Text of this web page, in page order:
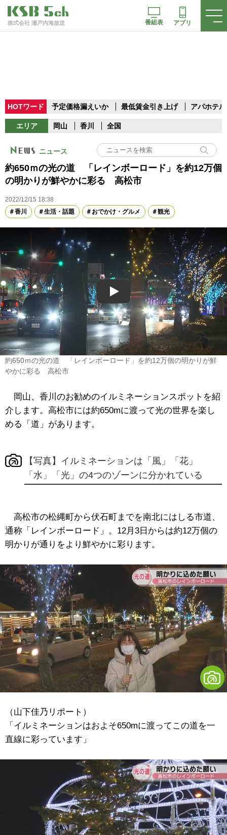
株式会社 瀬戸内海放送 番組表 アプリ
HOTワード 予定価格漏えいか 最低賃金引き上げ アパホテル
エリア 岡山 香川 全国
ニュース
約650ｍの光の道 「レインボーロード」を約12万個
の明かりが鮮やかに彩る 高松市
2022/12/15 18:38
香川
生活・話題 おでかけ・グルメ 観光
Play
約650ｍの光の道 「レインボーロード」を約12万個の明かりが鮮
やかに彩る 高松市
岡山、香川のお勧めのイルミネーションスポットを紹
介します。高松市には約650mに渡って光の世界を楽し
める「道」があります。
【写真】イルミネーションは「風」「花」
「水」「光」の4つのゾーンに分かれている
高松市の松縄町から伏石町までを南北にはしる市道、
通称「レインボーロード」。12月3日からは約12万個の
明かりが通りをより鮮やかに彩ります。
（山下佳乃リポート）
「イルミネーションはおよそ650mに渡ってこの道を一
直線に彩っています」